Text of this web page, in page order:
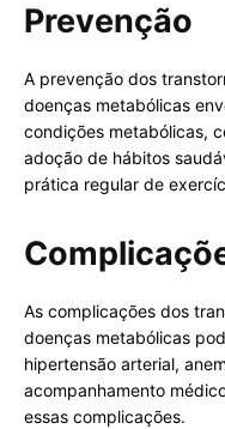
Prevenção
A prevenção dos
doenças metabólicas
condições metabólicas,
adoção de hábitos
prática regular de
As complicações dos
doenças metabólicas
hipertensão arterial,
acompanhamento
essas complicações.